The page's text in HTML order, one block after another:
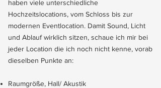
haben viele unterschiedliche
Hochzeitslocations, vom Schloss bis zur
modernen Eventlocation. Damit Sound, Licht
und Ablauf wirklich sitzen, schaue ich mir bei
jeder Location die ich noch nicht kenne, vorab
dieselben Punkte an:
Raumgröße, Hall/ Akustik